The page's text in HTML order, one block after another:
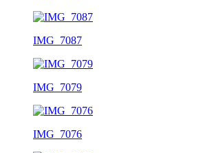
IMG_7087
IMG_7079
IMG_7076